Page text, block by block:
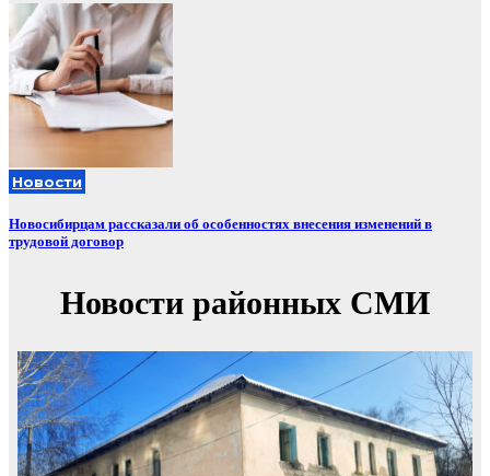
Новости
Новосибирцам рассказали об особенностях внесения изменений в
трудовой договор